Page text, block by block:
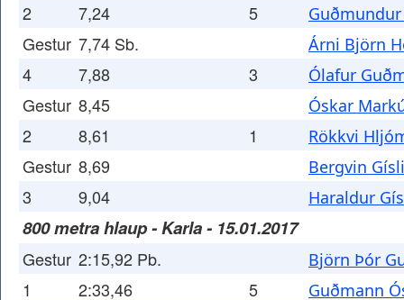
2 7,24 5
Gestur 7,74 Sb. Árni Björn
4 7,88 3 Ólafur
Gestur 8,45 Óskar
2 8,61 1 Rökkvi
Gestur 8,69 Bergvin
3 9,04 Haraldur
800 metra hlaup - Karla - 15.01.2017
Gestur 2:15,92 Pb. Björn Þór
1 2:33,46 5 Guðmann